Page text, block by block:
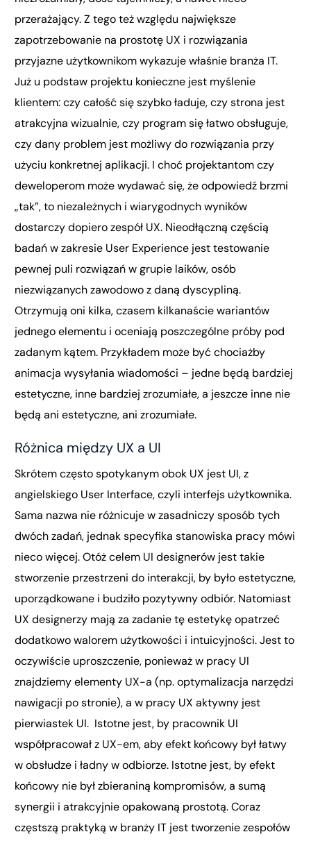
przerażający. Z tego też względu największe
zapotrzebowanie na prostotę UX i rozwiązania
przyjazne użytkownikom wykazuje właśnie branża IT.
Już u podstaw projektu konieczne jest myślenie
klientem: czy całość się szybko ładuje, czy strona jest
atrakcyjna wizualnie, czy program się łatwo obsługuje,
czy dany problem jest możliwy do rozwiązania przy
użyciu konkretnej aplikacji. I choć projektantom czy
deweloperom może wydawać się, że odpowiedź brzmi
„tak”, to niezależnych i wiarygodnych wyników
dostarczy dopiero zespół UX. Nieodłączną częścią
badań w zakresie User Experience jest testowanie
pewnej puli rozwiązań w grupie laików, osób
niezwiązanych zawodowo z daną dyscypliną.
Otrzymują oni kilka, czasem kilkanaście wariantów
jednego elementu i oceniają poszczególne próby pod
zadanym kątem. Przykładem może być chociażby
animacja wysyłania wiadomości – jedne będą bardziej
estetyczne, inne bardziej zrozumiałe, a jeszcze inne nie
będą ani estetyczne, ani zrozumiałe.
Różnica między UX a UI
Skrótem często spotykanym obok UX jest UI, z
angielskiego User Interface, czyli interfejs użytkownika.
Sama nazwa nie różnicuje w zasadniczy sposób tych
dwóch zadań, jednak specyfika stanowiska pracy mówi
nieco więcej. Otóż celem UI designerów jest takie
stworzenie przestrzeni do interakcji, by było estetyczne,
uporządkowane i budziło pozytywny odbiór. Natomiast
UX designerzy mają za zadanie tę estetykę opatrzeć
dodatkowo walorem użytkowości i intuicyjności. Jest to
oczywiście uproszczenie, ponieważ w pracy UI
znajdziemy elementy UX-a (np. optymalizacja narzędzi
nawigacji po stronie), a w pracy UX aktywny jest
pierwiastek UI. Istotne jest, by pracownik UI
współpracował z UX-em, aby efekt końcowy był łatwy
w obsłudze i ładny w odbiorze. Istotne jest, by efekt
końcowy nie był zbieraniną kompromisów, a sumą
synergii i atrakcyjnie opakowaną prostotą. Coraz
częstszą praktyką w branży IT jest tworzenie zespołów